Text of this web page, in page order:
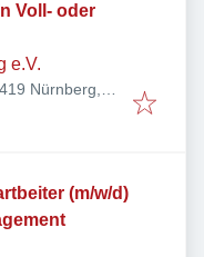
Voll- oder
e.V.
Nürnberg,
(m/w/d)